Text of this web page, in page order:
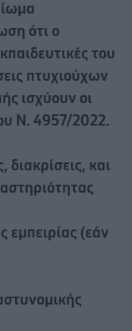
ότι ο
του
πτυχιούχων
ισχύουν οι
Ν. 4957/2022.
διακρίσεις, και
εμπειρίας (εάν